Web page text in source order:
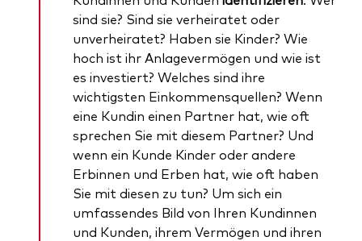
sind sie? Sind sie verheiratet oder
unverheiratet? Haben sie Kinder? Wie
hoch ist ihr Anlagevermögen und wie ist
es investiert? Welches sind ihre
wichtigsten Einkommensquellen? Wenn
eine Kundin einen Partner hat, wie oft
sprechen Sie mit diesem Partner? Und
wenn ein Kunde Kinder oder andere
Erbinnen und Erben hat, wie oft haben
Sie mit diesen zu tun? Um sich ein
umfassendes Bild von Ihren Kundinnen
und Kunden, ihrem Vermögen und ihren